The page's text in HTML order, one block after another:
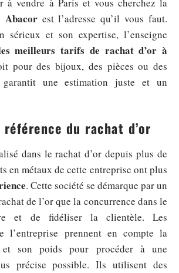
Abacorest l’adresse qu’il vous faut.
sérieux et son expertise, l’enseigne
meilleurs tarifs de rachat d’or à
pour des bijoux, des pièces ou des
une estimation juste et un
du rachat d’or
dans le rachat d’or depuis plus de
en métaux de cette entreprise ont plus
. Cette société se démarque par un
de l’or que la concurrence dans le
et de fidéliser la clientèle. Les
l’entreprise prennent en compte la
son poids pour procéder à une
précise possible. Ils utilisent des